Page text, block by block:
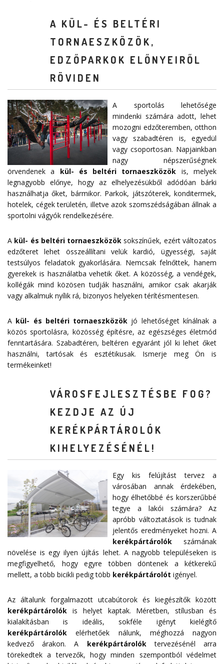
A KÜL- ÉS BELTÉRI
TORNAESZKÖZÖK,
EDZŐPARKOK ELŐNYEIRŐL
RÖVIDEN
A sportolás lehetősége
mindenki számára adott, lehet
mozogni edzőteremben, otthon
vagy szabadtéren is, egyedül
vagy csoportosan. Napjainkban
nagy népszerűségnek
örvendenek a kül- és beltéri tornaeszközök is, melyek
legnagyobb előnye, hogy az elhelyezésükből adódóan bárki
használhatja őket, bármikor. Parkok, játszóterek, konditermek,
hotelek, cégek területén, illetve azok szomszédságában állnak a
sportolni vágyók rendelkezésére.
A kül- és beltéri tornaeszközök sokszínűek, ezért változatos
edzőteret lehet összeállítani velük kardió, ügyességi, saját
testsúlyos feladatok gyakorlására. Nemcsak felnőttek, hanem
gyerekek is használatba vehetik őket. A közösség, a vendégek,
kollégák mind közösen tudják használni, amikor csak akarják
vagy alkalmuk nyílik rá, bizonyos helyeken térítésmentesen.
A kül- és beltéri tornaeszközök jó lehetőséget kínálnak a
közös sportolásra, közösség építésre, az egészséges életmód
fenntartására. Szabadtéren, beltéren egyaránt jól ki lehet őket
használni, tartósak és esztétikusak. Ismerje meg Ön is
termékeinket!
VÁROSFEJLESZTÉSBE FOG?
KEZDJE AZ ÚJ
KERÉKPÁRTÁROLÓK
KIHELYEZÉSÉNÉL!
Egy kis felújítást tervez a
városában annak érdekében,
hogy élhetőbbé és korszerűbbé
tegye a lakói számára? Az
apróbb változtatások is tudnak
jelentős eredményeket hozni. A
kerékpártárolók számának
növelése is egy ilyen újítás lehet. A nagyobb településeken is
megfigyelhető, hogy egyre többen döntenek a kétkerekű
mellett, a több bicikli pedig több kerékpártárolót igényel.
Az általunk forgalmazott utcabútorok és kiegészítők között
kerékpártárolók is helyet kaptak. Méretben, stílusban és
kialakításban is ideális, sokféle igényt kielégítő
kerékpártárolók elérhetőek nálunk, méghozzá nagyon
kedvező árakon. A kerékpártárolóktervezésénél arra
törekedtek a tervezők, hogy minden szempontból védelmet